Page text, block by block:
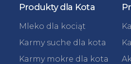
Produkty dla Kota
Mleko dla kociąt
Karmy suche dla kota
Karmy mokre dla kota